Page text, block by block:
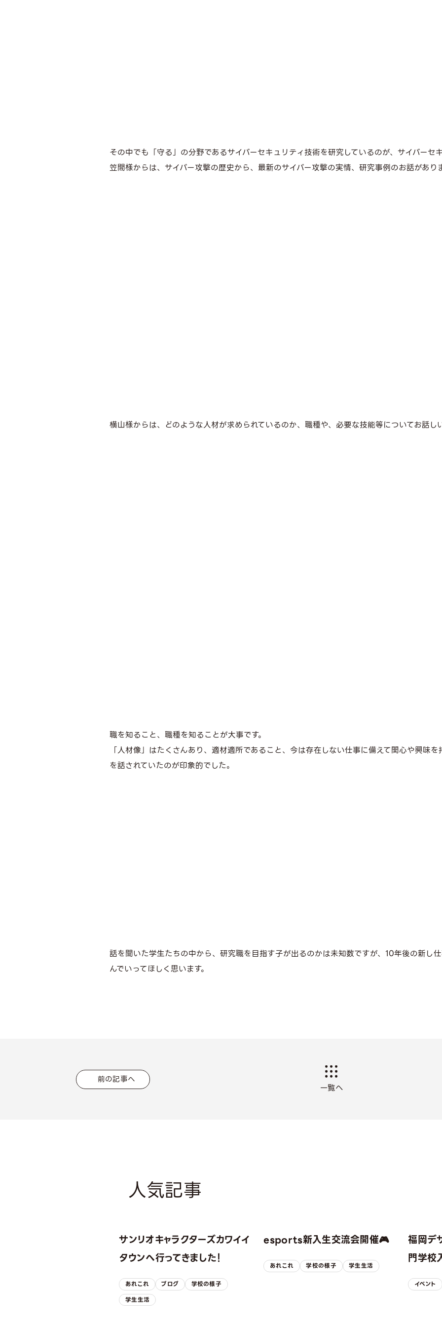
その中でも「守る」の分野であるサイバーセキュリティ技術を研究しているのが、サイバーセ
笠間様からは、サイバー攻撃の歴史から、最新のサイバー攻撃の実情、研究事例のお話があり
横山様からは、どのような人材が求められているのか、職種や、必要な技能等についてお話し
職を知ること、職種を知ることが大事です。
「人材像」はたくさんあり、適材適所であること、今は存在しない仕事に備えて関心や興味
を話されていたのが印象的でした。
話を聞いた学生たちの中から、研究職を目指す子が出るのかは未知数ですが、10年後の新し
んでいってほしく思います。
前の記事へ
一覧へ
人気記事
サンリオキャラクターズカワイイ
タウンへ行ってきました！
あれこれ ブログ
学校の様子
学生生活
esports新入生交流会開催🎮
あれこれ 学校の様子 学生生活
福岡デ
門学校
イベント